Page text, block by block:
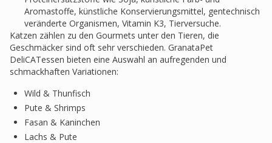
Aromastoffe, künstliche Konservierungsmittel, gentechnisch
veränderte Organismen, Vitamin K3, Tierversuche.
Katzen zählen zu den Gourmets unter den Tieren, die
Geschmäcker sind oft sehr verschieden. GranataPet
DeliCATessen bieten eine Auswahl an aufregenden und
schmackhaften Variationen:
Wild & Thunfisch
Pute & Shrimps
Fasan & Kaninchen
Lachs & Pute